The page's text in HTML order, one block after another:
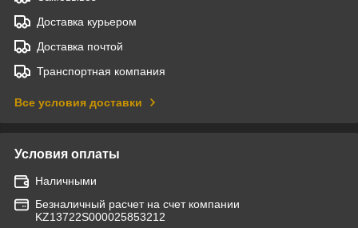
Доставка курьером
Доставка почтой
Транспортная компания
Все условия доставки
Условия оплаты
Наличными
Безналичный расчет на счет компании
KZ13722S000025853212